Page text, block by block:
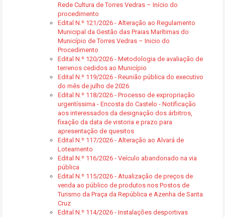
Rede Cultura de Torres Vedras – Início do
procedimento
Edital N.º 121/2026 - Alteração ao Regulamento
Municipal da Gestão das Praias Marítimas do
Município de Torres Vedras – Inicio do
Procedimento
Edital N.º 120/2026 - Metodologia de avaliação de
terrenos cedidos ao Município
Edital N.º 119/2026 - Reunião pública do executivo
do mês de julho de 2026
Edital N.º 118/2026 - Processo de expropriação
urgentíssima - Encosta do Castelo - Notificação
aos interessados da designação dos árbitros,
fixação da data de vistoria e prazo para
apresentação de quesitos
Edital N.º 117/2026 - Alteração ao Alvará de
Loteamento
Edital N.º 116/2026 - Veículo abandonado na via
pública
Edital N.º 115/2026 - Atualização de preços de
venda ao público de produtos nos Postos de
Turismo da Praça da República e Azenha de Santa
Cruz
Edital N.º 114/2026 - Instalações desportivas